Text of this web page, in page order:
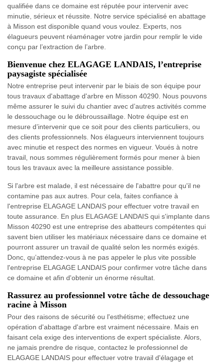
qualifiée dans ce domaine est réputée pour intervenir avec
minutie, sérieux et réussite. Notre service spécialisé en abattage
à Misson est disponible quand vous voulez. Experts, nos
élagueurs peuvent réaménager votre jardin pour remplir le vide
conçu par l’extraction de l’arbre.
Bienvenue chez ELAGAGE LANDAIS, l’entreprise
paysagiste spécialisée
Notre entreprise peut intervenir par le biais de son équipe pour
tous travaux d'abattage d'arbre en Misson 40290. Nous pouvons
même assurer le suivi du chantier avec d’autres activités comme
le dessouchage ou le débroussaillage. Notre équipe est en
mesure d’intervenir que ce soit pour des clients particuliers, ou
des clients professionnels. Nos élagueurs interviennent toujours
avec minutie et respect des normes en vigueur. Voués à notre
travail, nous sommes régulièrement formés pour mener à bien
tous les travaux avec la meilleure assistance possible.
Si l'arbre est malade, il est nécessaire de l'abattre pour qu'il ne
contamine pas aux autres. Pour cela, faites confiance à
l'entreprise ELAGAGE LANDAIS pour effectuer votre travail en
toute assurance. En plus ELAGAGE LANDAIS qui s'implante dans
Misson 40290 est une entreprise des abatteurs compétentes qui
savent bien utiliser les matériaux nécessaire dans ce domaine et
pourront assurer un travail de qualité selon les normés exigés.
Donc, qu’attendez-vous à ne pas appeler le plus vite possible
l'entreprise ELAGAGE LANDAIS pour confirmer votre tâche dans
ce domaine et afin d'obtenir un énorme résultat.
Rassurez au professionnel votre tâche de dessouchage
racine à Misson
Pour des raisons de sécurité ou l'esthétisme; effectuez une
opération d'abattage d'arbre est vraiment nécessaire. Mais en
faisant cela exige des interventions de expert spécialiste. Alors,
ne jamais prendre de risque, contactez le professionnel de
ELAGAGE LANDAIS pour effectuer votre travail d'élagage et